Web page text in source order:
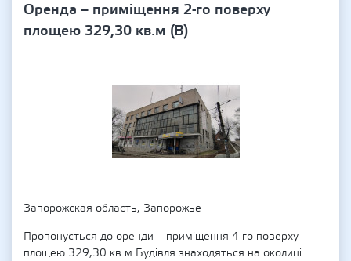
Оренда – приміщення 2-го поверху
площею 329,30 кв.м (В)
Запорожская область, Запорожье
Пропонується до оренди – приміщення 4-го поверху
площею 329,30 кв.м Будівля знаходяться на околиці